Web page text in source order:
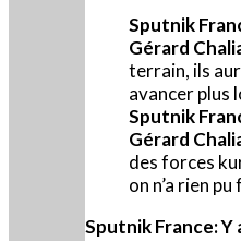
Sputnik
Gérard
terrain, ils
avancer plus
Sputnik
Gérard
des forces
on n’a rien
Sputnik France: